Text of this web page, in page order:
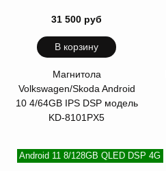
31 500 руб
В корзину
Магнитола
Volkswagen/Skoda Android
10 4/64GB IPS DSP модель
KD-8101PX5
Android 11 8/128GB QLED DSP 4G